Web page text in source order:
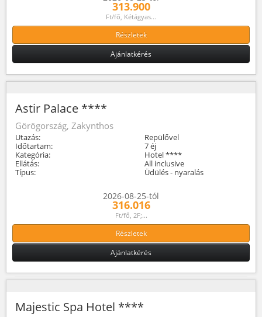
313.900
Ft/fő, Kétágyas...
Részletek
Ajánlatkérés
Astir Palace ****
Görögország, Zakynthos
Utazás:
Repülővel
Időtartam:
7 éj
Kategória:
Hotel ****
Ellátás:
All inclusive
Típus:
Üdülés - nyaralás
2026-08-25-tól
316.016
Ft/fő, 2F;...
Részletek
Ajánlatkérés
Majestic Spa Hotel ****